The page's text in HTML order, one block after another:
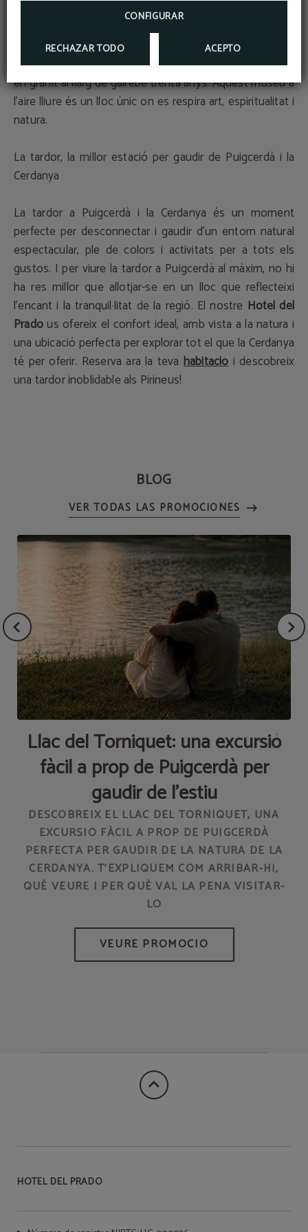
CONFIGURAR
RECHAZAR TODO ACEPTO
6. Rocaviva, el bosc màgic
curiosos de la Cerdanya:
, un bosc màgic on
l'escultorCliment Olmha esculpit més de 600 figures
en granit al llarg de gairebé trenta anys. Aquest museu a
l'aire lliure és un lloc únic on es respira art, espiritualitat i
natura.
La tardor, la millor estació per gaudir de Puigcerdà i la
Cerdanya
La tardor a Puigcerdà i la Cerdanya és un moment
perfecte per desconnectar i gaudir d'un entorn natural
espectacular, ple de colors i activitats per a tots els
gustos. I per viure la tardor a Puigcerdà al màxim, no hi
ha res millor que allotjar-se en un lloc que reflecteixi
l'encant i la tranquil·litat de la regió. El nostre Hotel del
Pradous ofereix el confort ideal, amb vista a la natura i
una ubicació perfecta per explorar tot el que la Cerdanya
té per oferir. Reserva ara la teva habitaciói descobreix
una tardor inoblidable als Pirineus!
BLOG
Llac del Torniquet: una excursió
fàcil a prop de Puigcerdà per
gaudir de l'estiu
DESCOBREIX EL LLAC DEL TORNIQUET, UNA
EXCURSIÓ FÀCIL A PROP DE PUIGCERDÀ
PERFECTA PER GAUDIR DE LA NATURA DE LA
CERDANYA. T'EXPLIQUEM COM ARRIBAR-HI,
QUÈ VEURE I PER QUÈ VAL LA PENA VISITAR-
LO
HOTEL DEL PRADO